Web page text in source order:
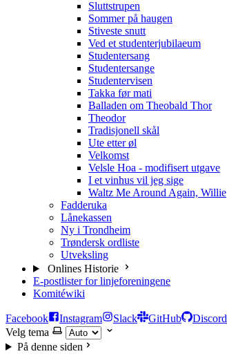
Sluttstrupen
Sommer på haugen
Stiveste snutt
Ved et studenterjubilaeum
Studentersang
Studentersange
Studentervisen
Takka før mati
Balladen om Theobald Thor
Theodor
Tradisjonell skål
Ute etter øl
Velkomst
Velsle Hoa - modifisert utgave
I et vinhus vil jeg sige
Waltz Me Around Again, Willie
Fadderuka
Lånekassen
Ny i Trondheim
Trøndersk ordliste
Utveksling
Onlines Historie
E-postlister for linjeforeningene
Komitéwiki
Facebook Instagram Slack GitHub
Discord
Velg tema
På denne siden